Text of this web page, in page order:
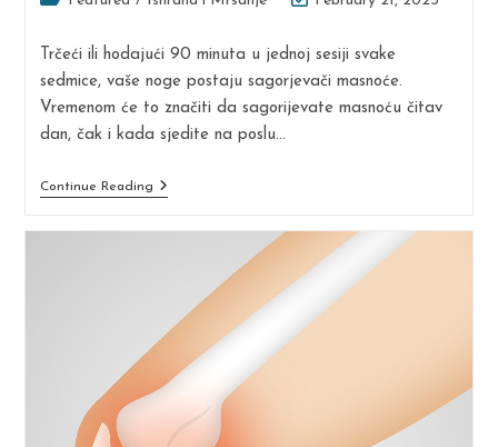
modified:
Trčeći ili hodajući 90 minuta u jednoj sesiji svake
sedmice, vaše noge postaju sagorjevači masnoće.
Vremenom će to značiti da sagorijevate masnoću čitav
dan, čak i kada sjedite na poslu…
Continue ReadingKako